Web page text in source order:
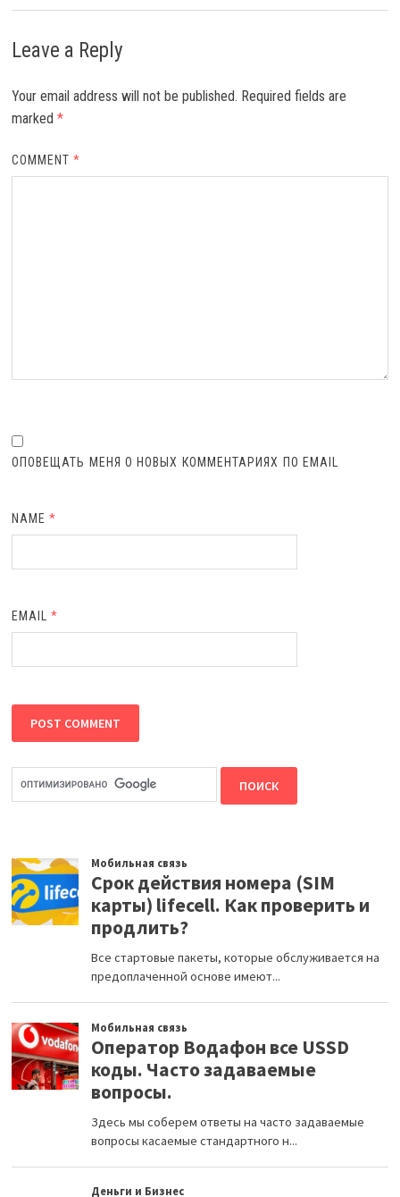
Leave a Reply
Your email address will not be published. Required fields are
marked *
COMMENT*
ОПОВЕЩАТЬ МЕНЯ О НОВЫХ КОММЕНТАРИЯХ ПО EMAIL
NAME*
EMAIL*